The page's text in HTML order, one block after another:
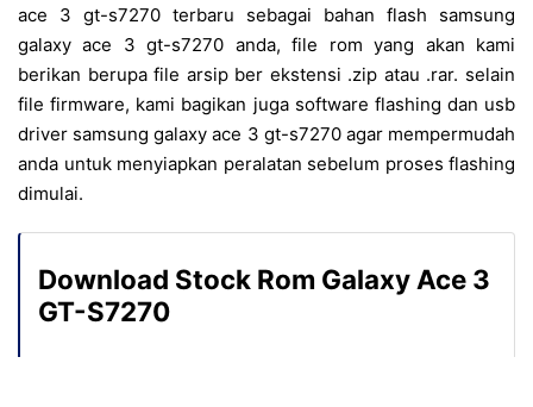
ace 3 gt-s7270 terbaru sebagai bahan flash samsung
galaxy ace 3 gt-s7270 anda, file rom yang akan kami
berikan berupa file arsip ber ekstensi .zip atau .rar. selain
file firmware, kami bagikan juga software flashing dan usb
driver samsung galaxy ace 3 gt-s7270 agar mempermudah
anda untuk menyiapkan peralatan sebelum proses flashing
dimulai.
Download Stock Rom Galaxy Ace 3
GT-S7270